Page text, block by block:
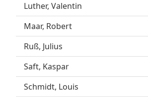
Luther, Valentin
Maar, Robert
Ruß, Julius
Saft, Kaspar
Schmidt, Louis